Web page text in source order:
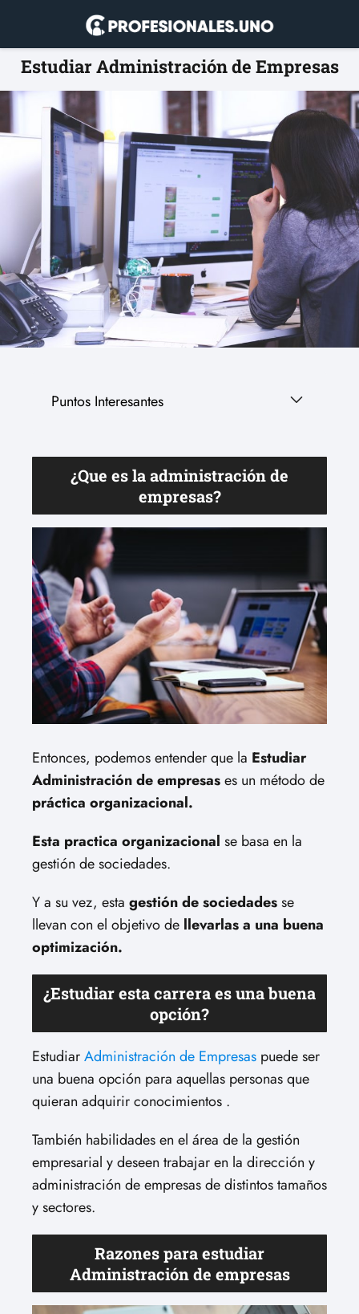
Estudiar Administración de Empresas
Puntos Interesantes
¿Que es la administración de
empresas?
Entonces, podemos entender que la Estudiar
Administración de empresases un método de
práctica organizacional.
Esta practica organizacional se basa en la
gestión de sociedades.
Y a su vez, esta gestión de sociedadesse
llevan con el objetivo de llevarlas a una buena
optimización.
¿Estudiar esta carrera es una buena
opción?
EstudiarAdministración de Empresas puede ser
una buena opción para aquellas personas que
quieran adquirir conocimientos .
También habilidades en el área de la gestión
empresarial y deseen trabajar en la dirección y
administración de empresas de distintos tamaños
y sectores.
Razones para estudiar
Administración de empresas